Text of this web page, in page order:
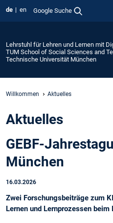
de en Google Suche
Lehrstuhl für Lehren und Lernen mit
TUM School of Social Sciences and
Technische Universität München
Willkommen Aktuelles
Aktuelles
GEBF-
München
16.03.2026
Zwei Forschungsbeiträge zum
Lernen und Lernprozessen